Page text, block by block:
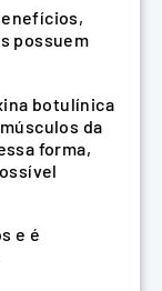
possuem
botulínica
da
forma,
e é